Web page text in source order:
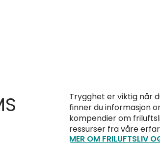
Trygghet er viktig når
finner du informasjon
kompendier om
ressurser fra våre
MER OM FRILUFTSLIV